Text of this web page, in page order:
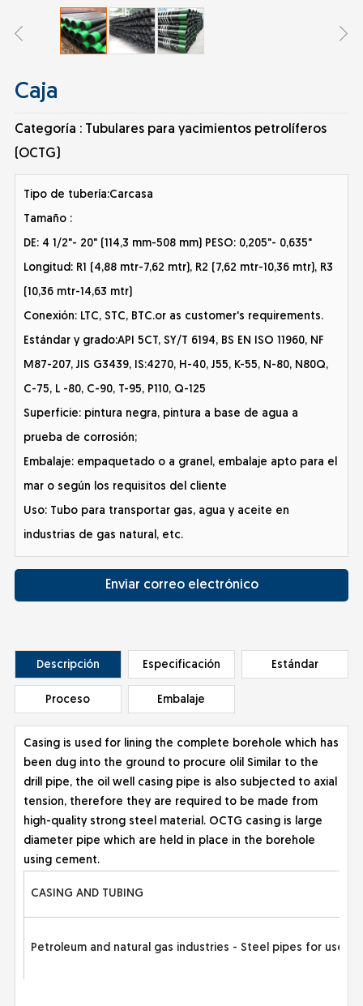
Caja
Categoría :
Tubulares para yacimientos petrolíferos
(OCTG)
Tipo de tubería:Carcasa
Tamaño :
DE: 4 1/2"- 20" (114,3 mm-508 mm) PESO: 0,205"- 0,635"
Longitud: R1 (4,88 mtr-7,62 mtr), R2 (7,62 mtr-10,36 mtr), R3
(10,36 mtr-14,63 mtr)
Conexión: LTC, STC, BTC.or as customer's requirements.
Estándar y grado:API 5CT, SY/T 6194, BS EN ISO 11960, NF
M87-207, JIS G3439, IS:4270, H-40, J55, K-55, N-80, N80Q,
C-75, L -80, C-90, T-95, P110, Q-125
Superficie: pintura negra, pintura a base de agua a
prueba de corrosión;
Embalaje: empaquetado o a granel, embalaje apto para el
mar o según los requisitos del cliente
Uso: Tubo para transportar gas, agua y aceite en
industrias de gas natural, etc.
Enviar correo electrónico
Descripción Especificación Estándar
Proceso Embalaje
Casing is used for lining the complete borehole which has
been dug into the ground to procure olil Similar to the
drill pipe, the oil well casing pipe is also subjected to axial
tension, therefore they are required to be made from
high-quality strong steel material. OCTG casing is large
diameter pipe which are held in place in the borehole
using cement.
CASING AND TUBING
Petroleum and natural gas industries - Steel pipes for use